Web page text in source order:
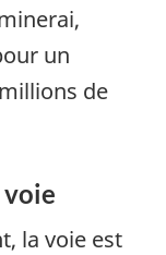
un
de
voie
la voie est